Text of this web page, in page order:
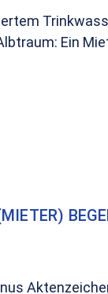
Ein